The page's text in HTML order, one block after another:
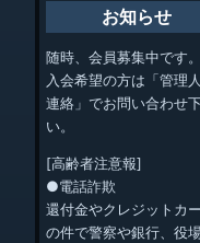
お知らせ
随時、会員募集中です。
入会希望の方は「管理
連絡」でお問い合わせ
い。
[高齢者注意報]
●電話詐欺
還付金やクレジットカ
の件で警察や銀行、役